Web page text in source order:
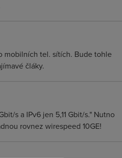
mobilních tel. sítích. Bude tohle
čláky.
s a IPv6 jen 5,11 Gbit/s." Nutno
rovnez wirespeed 10GE!